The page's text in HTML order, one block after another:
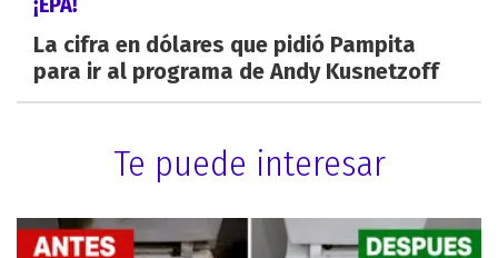
La cifra en dólares que pidió Pampita
para ir al programa de Andy Kusnetzoff
Te puede interesar